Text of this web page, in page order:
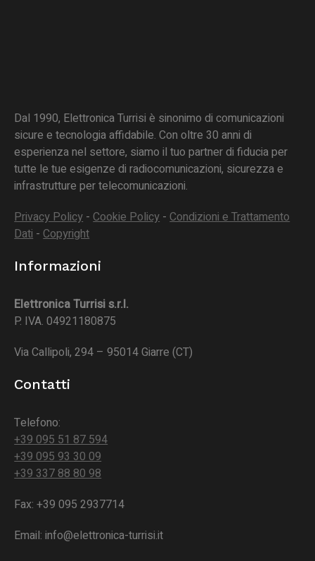
Dal 1990, Elettronica Turrisi è sinonimo di comunicazioni
sicure e tecnologia affidabile. Con oltre 30 anni di
esperienza nel settore, siamo il tuo partner di fiducia per
tutte le tue esigenze di radiocomunicazioni, sicurezza e
infrastrutture per telecomunicazioni.
Privacy Policy -Cookie Policy -Condizioni e Trattamento
Dati -Copyright
Informazioni
Elettronica Turrisi s.r.l.
P. IVA. 04921180875
Via Callipoli, 294 – 95014 Giarre (CT)
Contatti
Telefono:
+39 095 51 87 594
+39 095 93 30 09
+39 337 88 80 98
Fax: +39 095 2937714
Email: info@elettronica-turrisi.it